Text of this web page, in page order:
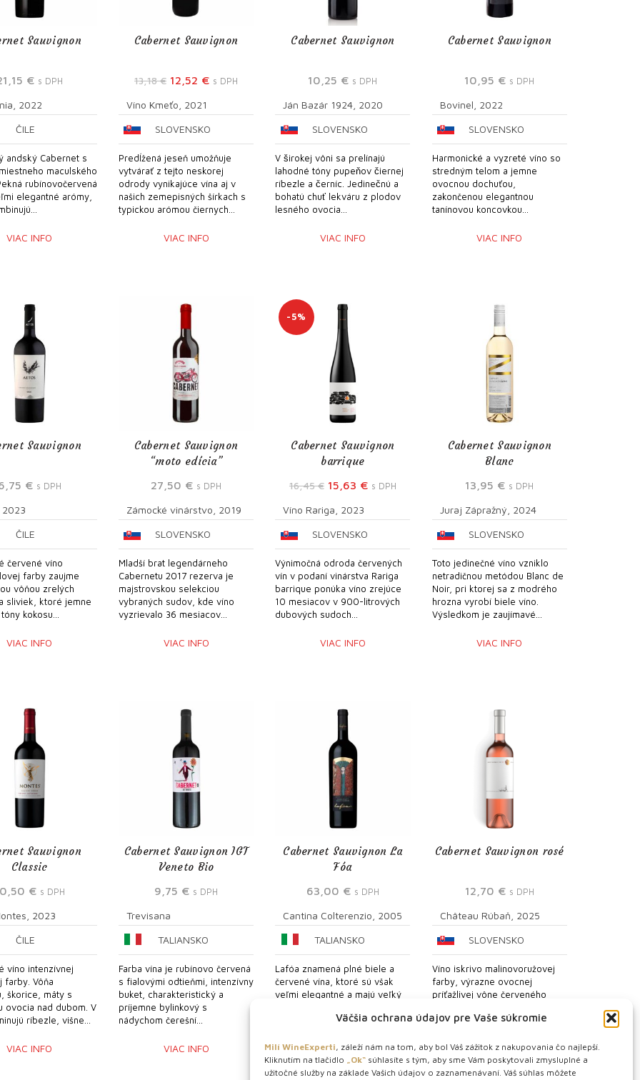
Väčšia ochrana údajov pre Vaše súkromie
Milí WineExperti, záleží nám na tom, aby bol Váš zážitok z nakupovania čo najlepší.
Kliknutím na tlačidlo „Ok“ súhlasíte s tým, aby sme Vám poskytovali zmysluplné a
užitočné služby na základe Vašich údajov o zaznamenávaní. Váš súhlas môžete
Sauvignon
€ s DPH
2022
ČILE
andský Cabernet s
maculského
rubínovočervená
elegantné arómy,
VIAC INFO
Cabernet Sauvignon
13,18€ Pôvodná
bola:
13,18 €.
12,52 €Aktuálna
je:
12,52 €.
s DPH
Víno Kmeťo, 2021
SLOVENSKO
Predĺžená jeseň umožňuje
vytvárať z tejto neskorej
odrody vynikajúce vína aj v
našich zemepisných šírkach s
typickou arómou čiernych...
VIAC INFO
Cabernet Sauvignon
10,25 € s DPH
Ján Bazár 1924, 2020
SLOVENSKO
V širokej vôni sa prelínajú
lahodné tóny pupeňov čiernej
ríbezle a černíc. Jedinečnú a
bohatú chuť lekváru z plodov
lesného ovocia...
VIAC INFO
Cabernet Sauvignon
10,95 € s DPH
Bovinel, 2022
SLOVENSKO
Harmonické a vyzreté víno so
stredným telom a jemne
ovocnou dochuťou,
zakončenou elegantnou
tanínovou koncovkou...
VIAC INFO
Sauvignon
€ s DPH
2023
ČILE
červené víno
farby zaujme
vôňou zrelých
sliviek, ktoré jemne
kokosu...
VIAC INFO
Cabernet Sauvignon
“moto edícia”
27,50 € s DPH
Zámocké vinárstvo, 2019
SLOVENSKO
Mladší brat legendárneho
Cabernetu 2017 rezerva je
majstrovskou selekciou
vybraných sudov, kde víno
vyzrievalo 36 mesiacov...
VIAC INFO
-5%
Cabernet Sauvignon
barrique
16,45€ Pôvodná
bola:
16,45 €.
15,63 €Aktuálna
je:
15,63 €.
s DPH
Víno Rariga, 2023
SLOVENSKO
Výnimočná odroda červených
vín v podaní vinárstva Rariga
barrique ponúka víno zrejúce
10 mesiacov v 900-litrových
dubových sudoch...
VIAC INFO
Cabernet Sauvignon
Blanc
13,95 € s DPH
Juraj Zápražný, 2024
SLOVENSKO
Toto jedinečné víno vzniklo
netradičnou metódou Blanc de
Noir, pri ktorej sa z modrého
hrozna vyrobí biele víno.
Výsledkom je zaujímavé...
VIAC INFO
Sauvignon
Classic
€ s DPH
2023
ČILE
víno intenzívnej
farby. Vôňa
škorice, mäty s
ovocia nad dubom. V
ríbezle, višne...
VIAC INFO
Cabernet Sauvignon IGT
Veneto Bio
9,75 € s DPH
Trevisana
TALIANSKO
Farba vína je rubínovo červená
s fialovými odtieňmi, intenzívny
buket, charakteristický a
príjemne bylinkový s
nádychom čerešní...
VIAC INFO
Cabernet Sauvignon La
Fóa
63,00 € s DPH
Cantina Colterenzio, 2005
TALIANSKO
Lafóa znamená plné biele a
červené vína, ktoré sú však
veľmi elegantné a majú veľký
takmer čierna farba...
VIAC INFO
Cabernet Sauvignon rosé
12,70 € s DPH
Château Rúbaň, 2025
SLOVENSKO
Víno iskrivo malinovoružovej
farby, výrazne ovocnej
príťažlivej vône červeného
Chuť vína...
VIAC INFO